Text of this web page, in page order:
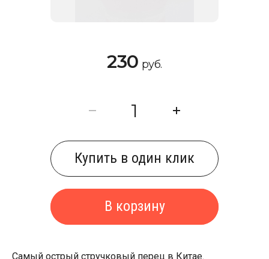
230 руб.
В корзину
Купить в один клик
Самый острый стручковый перец в Китае.